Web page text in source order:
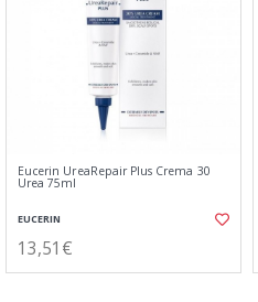
Eucerin UreaRepair Plus Crema 30
Urea 75ml
EUCERIN
13,51€